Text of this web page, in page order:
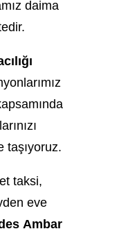
daima
taşıyoruz.
taksi,
eve
Ambar